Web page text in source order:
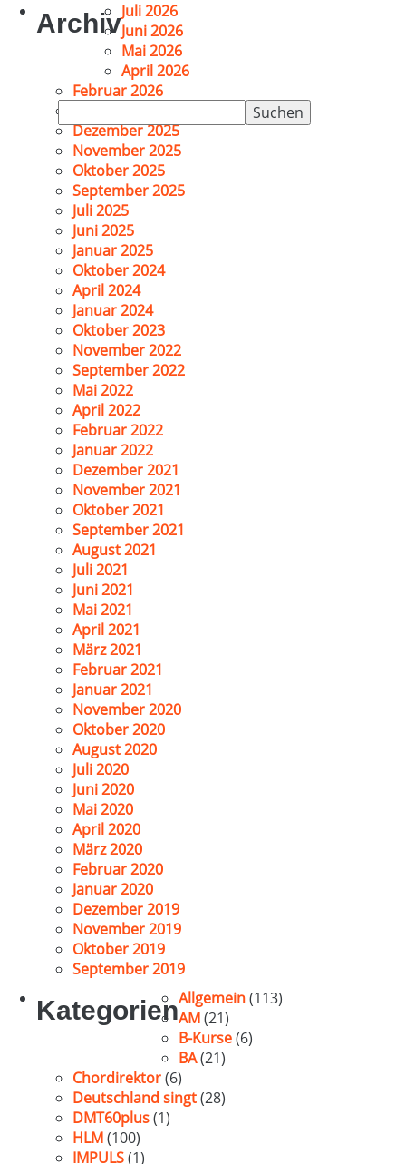
Suchen
nach:
ArchivJuli 2026
Juni 2026
Mai 2026
April 2026
Februar 2026
Dezember 2025
November 2025
Oktober 2025
September 2025
Juli 2025
Juni 2025
Januar 2025
Oktober 2024
April 2024
Januar 2024
Oktober 2023
November 2022
September 2022
Mai 2022
April 2022
Februar 2022
Januar 2022
Dezember 2021
November 2021
Oktober 2021
September 2021
August 2021
Juli 2021
Juni 2021
Mai 2021
April 2021
März 2021
Februar 2021
Januar 2021
November 2020
Oktober 2020
August 2020
Juli 2020
Juni 2020
Mai 2020
April 2020
März 2020
Februar 2020
Januar 2020
Dezember 2019
November 2019
Oktober 2019
September 2019
KategorienAllgemein(113)
AM(21)
B-Kurse(6)
BA(21)
Chordirektor(6)
Deutschland singt(28)
DMT60plus(1)
HLM(100)
IMPULS(1)